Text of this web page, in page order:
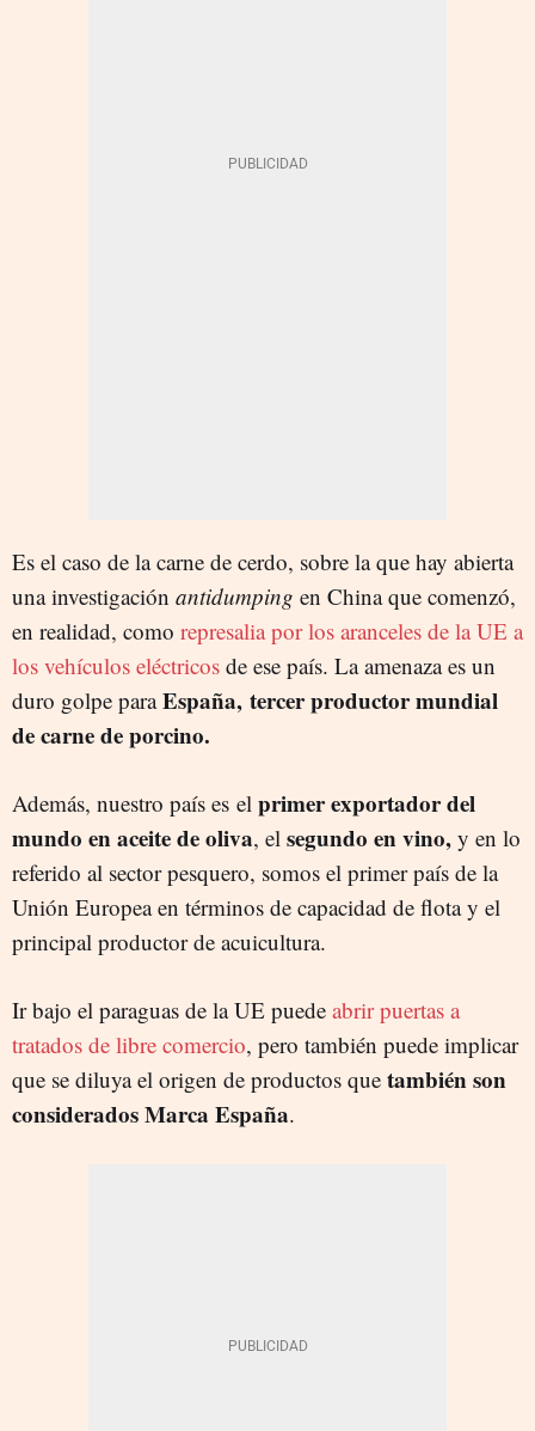
Es el caso de la carne de cerdo, sobre la que hay abierta
una investigación antidumping en China que comenzó,
en realidad, como represalia por los aranceles de la UE a
los vehículos eléctricos de ese país. La amenaza es un
duro golpe paraEspaña, tercer productor mundial
de carne de porcino.
Además, nuestro país es el primer exportador del
mundo en aceite de oliva, el segundo en vino, y en lo
referido al sector pesquero, somos el primer país de la
Unión Europea en términos de capacidad de flota y el
principal productor de acuicultura.
Ir bajo el paraguas de la UE puede abrir puertas a
tratados de libre comercio, pero también puede implicar
que se diluya el origen de productos que también son
considerados Marca España.